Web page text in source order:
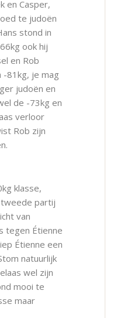
en Casper,
te judoën
stond in
ook hij
en Rob
-81kg, je mag
judoën en
de -73kg en
verloor
Rob zijn
klasse,
partij
van
tegen Étienne
Étienne een
natuurlijk
wel zijn
mooi te
maar